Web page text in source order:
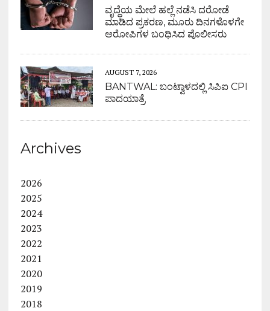
ವೃದ್ಧೆಯ ಮೇಲೆ ಹಲ್ಲೆ ನಡೆಸಿ ದರೋಡೆ
ಮಾಡಿದ ಪ್ರಕರಣ, ಮೂರು ದಿನಗಳೊಳಗೇ
ಆರೋಪಿಗಳ ಬಂಧಿಸಿದ ಪೊಲೀಸರು
AUGUST 7, 2026
BANTWAL: ಬಂಟ್ವಾಳದಲ್ಲಿ ಸಿಪಿಐ CPI
ಪಾದಯಾತ್ರೆ
Archives
2026
2025
2024
2023
2022
2021
2020
2019
2018